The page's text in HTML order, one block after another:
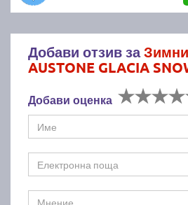
Добави отзив за
AUSTONE GLACIA
Добави оценка